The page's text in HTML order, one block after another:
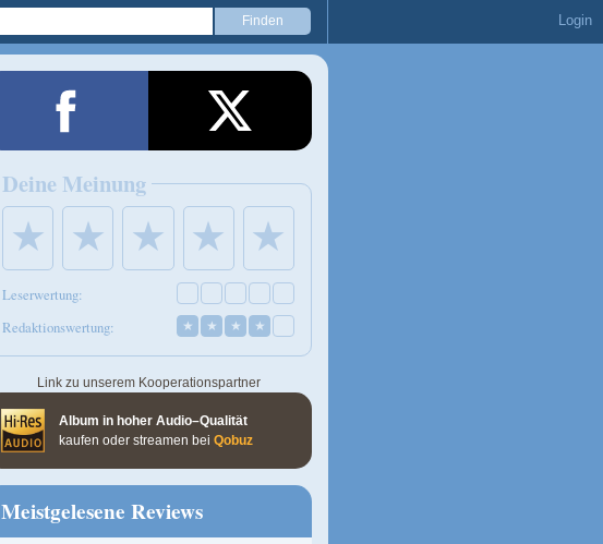
Login
Deine Meinung
★ ★ ★ ★ ★
Leserwertung:
Redaktionswertung:
★ ★ ★ ★
Link zu unserem Kooperationspartner
Album in hoher Audio–Qualität
kaufen oder streamen bei Qobuz
Meistgelesene Reviews